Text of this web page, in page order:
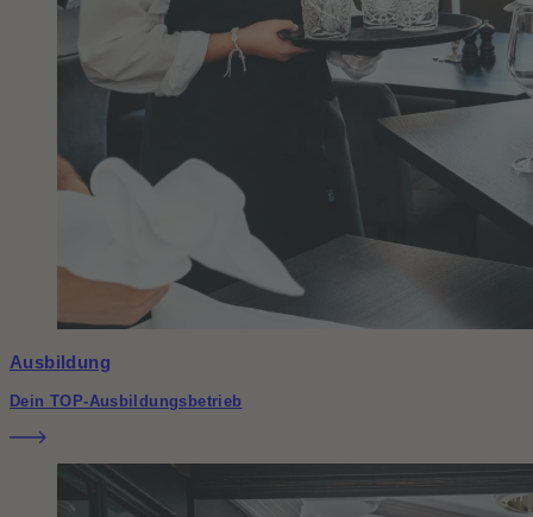
Ausbildung
Dein TOP-Ausbildungsbetrieb